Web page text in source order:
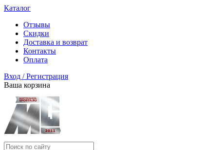
Каталог
Отзывы
Скидки
Доставка и возврат
Контакты
Оплата
Вход / Регистрация
Ваша корзина